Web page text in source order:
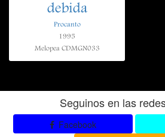
debida
Procanto
1995
Melopea CDMGN033
Seguinos en las
Facebook